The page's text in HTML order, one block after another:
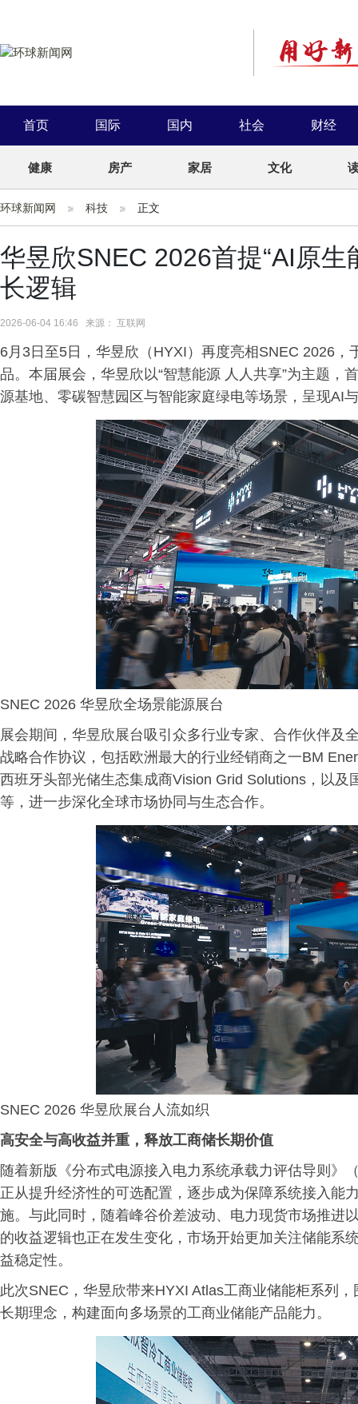
首页 国际 国内 社会 财经
健康 房产 家居 文化
环球新闻网 科技 正文
华昱欣SNEC 2026首提“AI原
长逻辑
2026-06-04 16:46 来源： 互联网
6月3日至5日，华昱欣（HYXI）再度亮相SNEC 2026
品。本届展会，华昱欣以“智慧能源 人人共享”为主题，
源基地、零碳智慧园区与智能家庭绿电等场景，呈现AI
SNEC 2026 华昱欣全场景能源展台
展会期间，华昱欣展台吸引众多行业专家、合作伙伴及
战略合作协议，包括欧洲最大的行业经销商之一BM
西班牙头部光储生态集成商Vision Grid Solutions，以
等，进一步深化全球市场协同与生态合作。
SNEC 2026 华昱欣展台人流如织
高安全与高收益并重，释放工商储长期价值
随着新版《分布式电源接入电力系统承载力评估导则》
正从提升经济性的可选配置，逐步成为保障系统接入能
施。与此同时，随着峰谷价差波动、电力现货市场推进
的收益逻辑也正在发生变化，市场开始更加关注储能系
益稳定性。
此次SNEC，华昱欣带来HYXI Atlas工商业储能柜系列
长期理念，构建面向多场景的工商业储能产品能力。